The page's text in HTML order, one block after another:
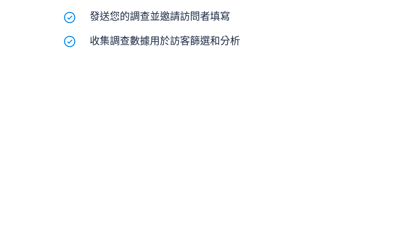
發送您的調查並邀請訪問者填寫
收集調查數據用於訪客篩選和分析